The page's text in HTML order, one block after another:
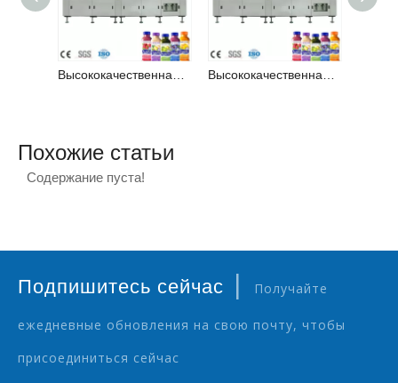
Похожие статьи
Содержание пуста!
Подпишитесь сейчас | Получайте
ежедневные обновления на свою почту, чтобы
присоединиться сейчас